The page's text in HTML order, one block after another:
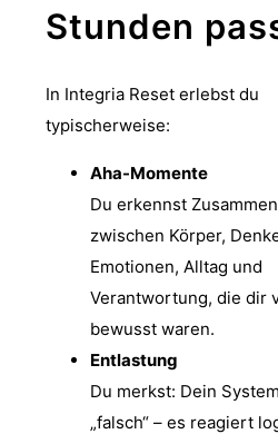
Stunden
In Integria Reset erlebst du
typischerweise:
Aha-Momente
Du erkennst
zwischen Körper,
Emotionen, Alltag und
Verantwortung, die dir
bewusst waren.
Entlastung
Du merkst: Dein
„falsch“ – es reagiert